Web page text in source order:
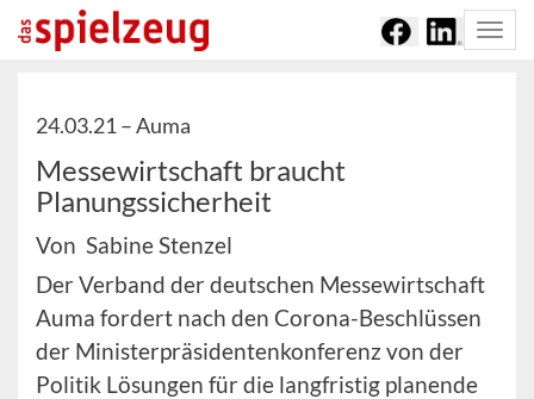
24.03.21 –Auma
Messewirtschaft braucht
Planungssicherheit
Von Sabine Stenzel
Der Verband der deutschen Messewirtschaft
Auma fordert nach den Corona-Beschlüssen
der Ministerpräsidentenkonferenz von der
Politik Lösungen für die langfristig planende